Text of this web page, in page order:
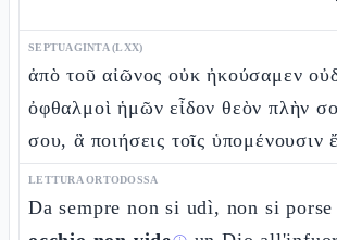
SEPTUAGINTA (LXX)
ἀπὸ τοῦ αἰῶνος οὐκ ἠκούσαμεν
ὀφθαλμοὶ ἡμῶν εἶδον θεὸν πλὴν
σου, ἃ ποιήσεις τοῖς ὑπομένουσιν
LETTURA ORTODOSSA
Da sempre non si udì, non si